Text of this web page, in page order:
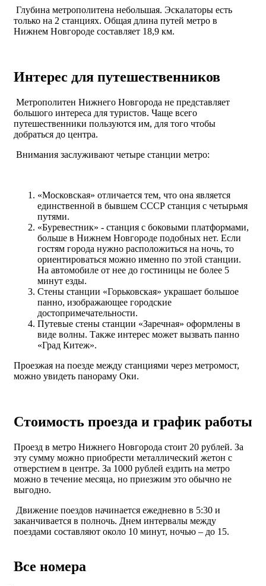
Глубина метрополитена небольшая. Эскалаторы есть
только на 2 станциях. Общая длина путей метро в
Нижнем Новгороде составляет 18,9 км.
Интерес для путешественников
Метрополитен Нижнего Новгорода не представляет
большого интереса для туристов. Чаще всего
путешественники пользуются им, для того чтобы
добраться до центра.
Внимания заслуживают четыре станции метро:
«Московская» отличается тем, что она является
единственной в бывшем СССР станция с четырьмя
путями.
«Буревестник» - станция с боковыми платформами,
больше в Нижнем Новгороде подобных нет. Если
гостям города нужно расположиться на ночь, то
ориентироваться можно именно по этой станции.
На автомобиле от нее до гостиницы не более 5
минут езды.
Стены станции «Горьковская» украшает большое
панно, изображающее городские
достопримечательности.
Путевые стены станции «Заречная» оформлены в
виде волны. Также интерес может вызвать панно
«Град Китеж».
Проезжая на поезде между станциями через метромост,
можно увидеть панораму Оки.
Стоимость проезда и график работы
Проезд в метро Нижнего Новгорода стоит 20 рублей. За
эту сумму можно приобрести металлический жетон с
отверстием в центре. За 1000 рублей ездить на метро
можно в течение месяца, но приезжим это обычно не
выгодно.
Движение поездов начинается ежедневно в 5:30 и
заканчивается в полночь. Днем интервалы между
поездами составляют около 10 минут, ночью – до 15.
Все номера